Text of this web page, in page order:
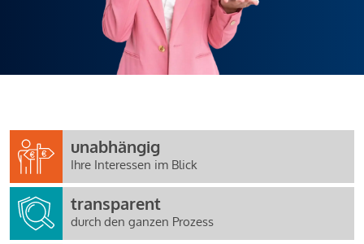
unabhängig
Ihre Interessen im Blick
transparent
durch den ganzen Prozess